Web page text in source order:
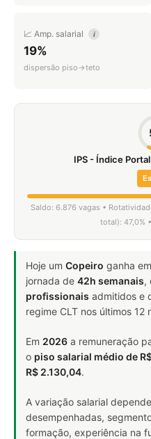
📈 Amp. salarial i
19%
dispersão piso→teto
IPS - Índice
Saldo: 6.876 vagas •
total): 47,0%
Hoje um Copeiro ganha
jornada de 42h semanais,
profissionais admitidos e
regime CLT nos últimos 12
Em 2026 a remuneração
o piso salarial médio de
R$ 2.130,04.
A variação salarial
desempenhadas,
formação, experiência na